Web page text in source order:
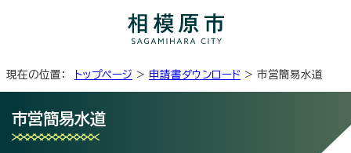
現在の位置： トップページ > 申請書ダウンロード > 市営簡易水道
市営簡易水道